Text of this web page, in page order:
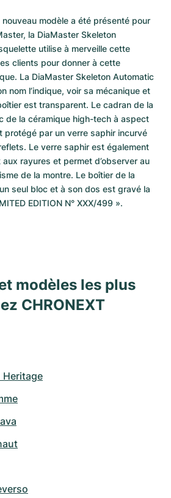
modèle a été présenté pour
la DiaMaster Skeleton
utilise à merveille cette
clients pour donner à cette
La DiaMaster Skeleton Automatic
nom l’indique, voir sa mécanique et
est transparent. Le cadran de la
de la céramique high-tech à aspect
protégé par un verre saphir incurvé
Le verre saphir est également
rayures et permet d’observer au
de la montre. Le boîtier de la
seul bloc et à son dos est gravé la
EDITION N° XXX/499 ».
modèles les plus
CHRONEXT
Heritage